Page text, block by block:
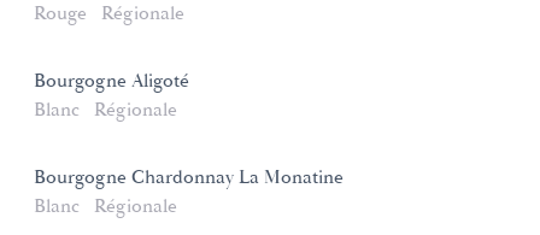
Rouge
Régionale
Bourgogne Aligoté
Blanc
Régionale
Bourgogne Chardonnay La Monatine
Blanc
Régionale